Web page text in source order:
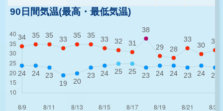
90日間気温(最高・最低気温)